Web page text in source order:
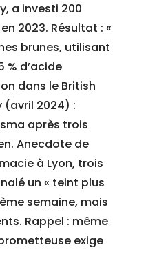
a investi 200
2023. Résultat : «
brunes, utilisant
% d’acide
dans le British
(avril 2024) :
après trois
Anecdote de
à Lyon, trois
un « teint plus
semaine, mais
Rappel : même
exige